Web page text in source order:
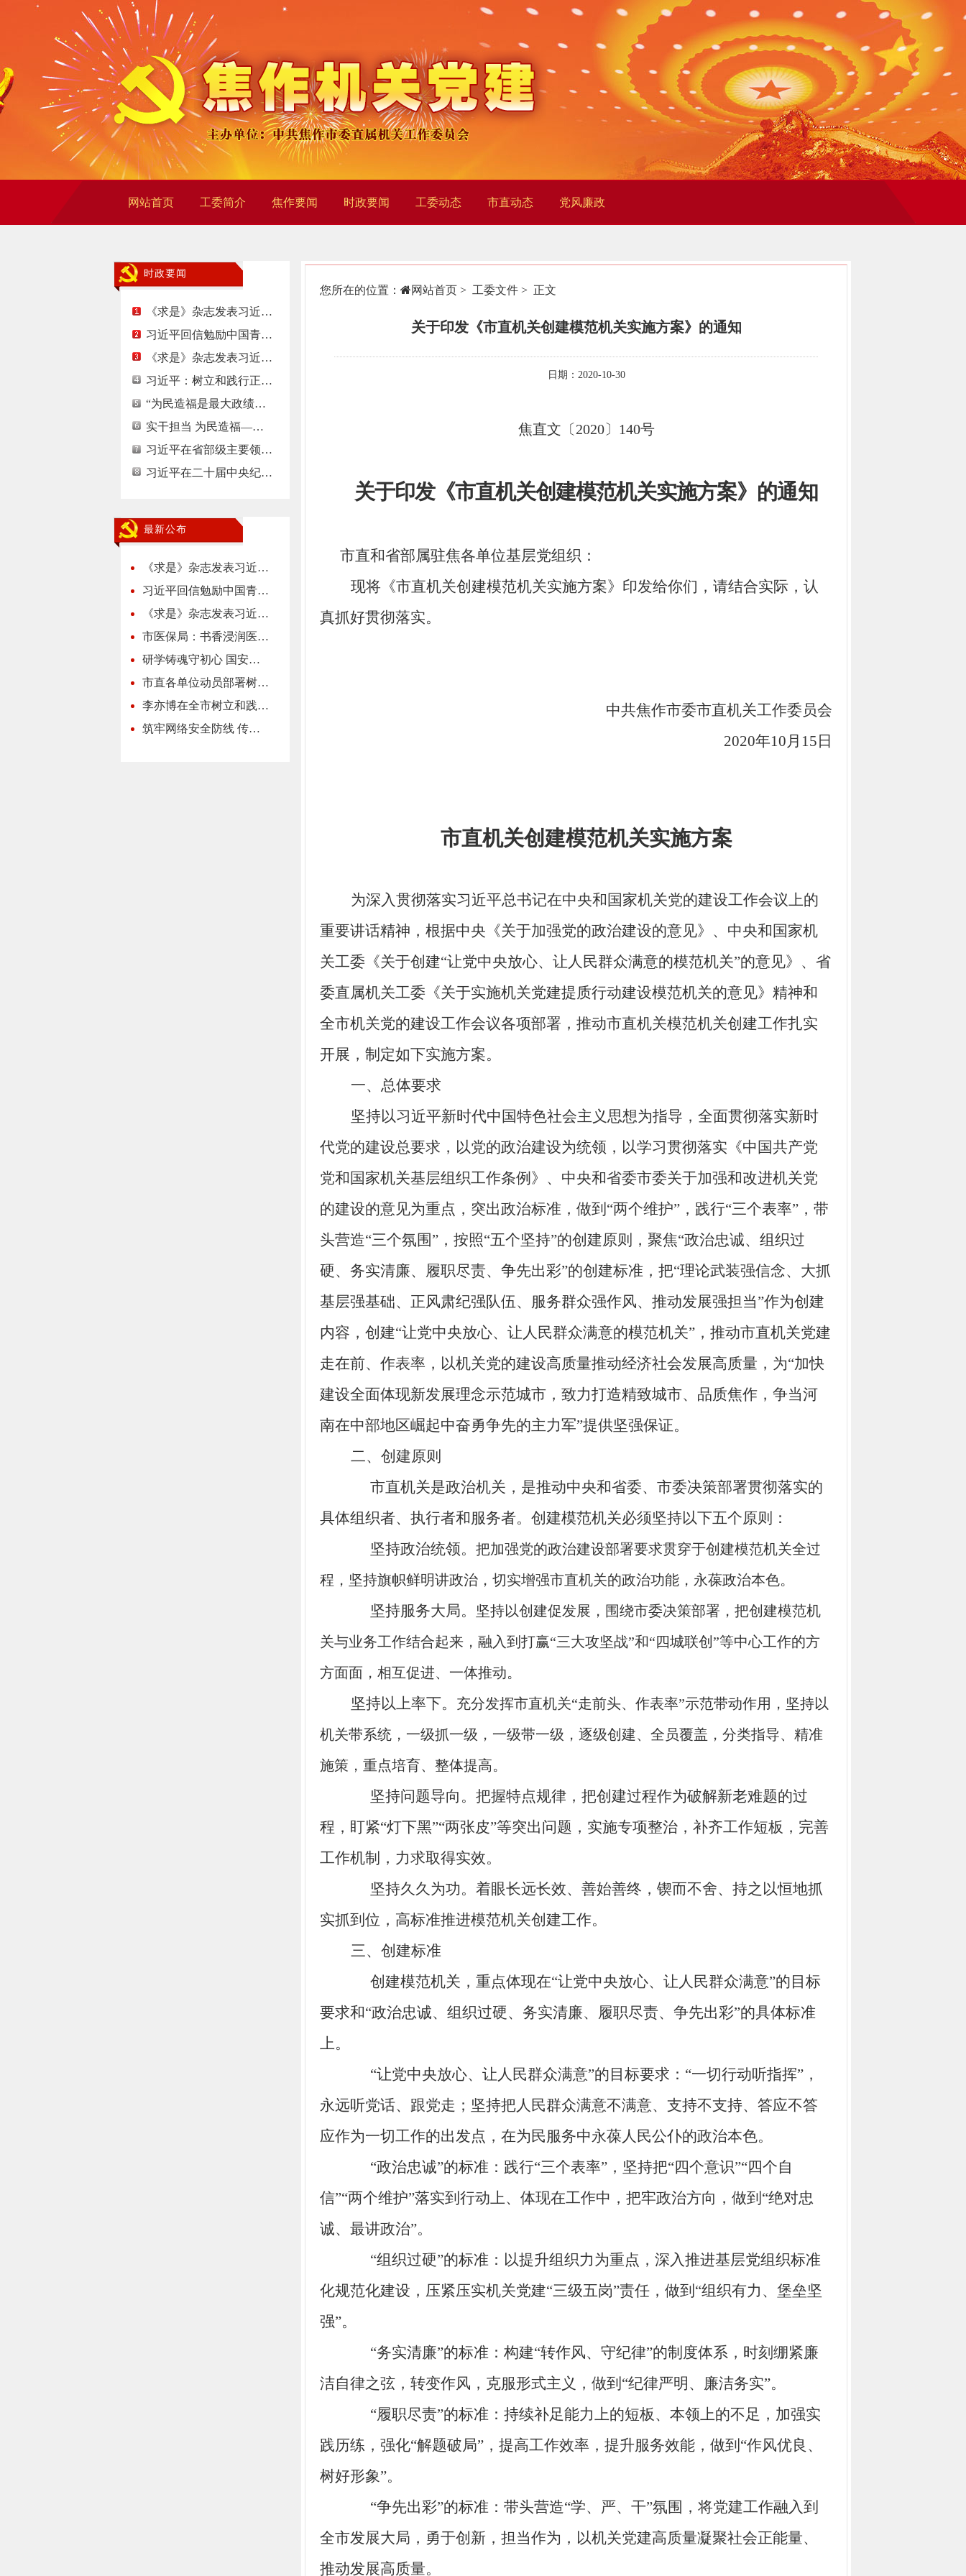
网站首页 工委简介 焦作要闻 时政要闻 工委动态 市直动态 党风廉政
时政要闻
《求是》杂志发表习近…
习近平回信勉励中国青…
《求是》杂志发表习近…
习近平：树立和践行正…
“为民造福是最大政绩…
实干担当 为民造福—…
习近平在省部级主要领…
习近平在二十届中央纪…
最新公布
《求是》杂志发表习近…
习近平回信勉励中国青…
《求是》杂志发表习近…
市医保局：书香浸润医…
研学铸魂守初心 国安…
市直各单位动员部署树…
李亦博在全市树立和践…
筑牢网络安全防线 传…
您所在的位置： 网站首页 > 工委文件 > 正文
关于印发《市直机关创建模范机关实施方案》的通知
日期：2020-10-30
焦直文〔 2020〕 140号
关于印发《市直机关创建模范机关实施方案》的通知
市直和省部属驻焦各单位基层党组织：
现将《市直机关创建模范机关实施方案》 印发给你们，请结合实际，认
真抓好贯彻落实。
中共焦作市委市直机关工作委员会
2020年10月15日
市直机关创建模范机关实施方案
为深入贯彻落实习近平总书记在中央和国家机关党的建设工作会议上的
重要讲话精神 ，根据中央《关于加强党的政治建设的意见》、中央和国家机
关工委 《关于创建“让党中央放心、让人民群众满意的模范机关”的意见》 、省
委直属机关工委 《关于实施机关党建提质行动建设模范机关的意见》精神和
全市机关党的建设工作会议各项部署，推动市直机关模范机关创建工作扎实
开展 ，制定如下实施方案。
一、总体要求
坚持以习近平新时代中国特色社会主义思想为指导，全面贯彻落实新时
代党的建设总要求，以党的政治建设为统领，以学习贯彻落实《中国共产党
党和国家机关基层组织工作条例》、中央和省委市委关于加强和改进机关党
的建设的意见为重点，突出政治标准，做到 “两个维护” ， 践行“三个表率”， 带
头营造“三个氛围”， 按照“五个坚持”的创建原则，聚焦“政治忠诚、组织过
硬、务实清廉、履职尽责、争先出彩”的创建标准，把“理论武装强信念、大抓
基层强基础、正风肃纪强队伍、服务群众强作风、推动发展强担当”作为创建
内容，创建“让党中央放心、让人民群众满意的模范机关”，推动市直机关党建
走在前、作表率，以机关党的建设高质量推动经济社会发展高质量，为“加快
建设全面体现新发展理念示范城市，致力打造精致城市、品质焦作，争当河
南在中部地区崛起中奋勇争先的主力军”提供坚强保证。
二、 创建原则
市直机关是政治机关，是推动中央和省委、市委决策部署贯彻落实的
具体组织者、执行者和服务者。 创建模范机关必须坚持以下五个原则 ：
坚持政治统领。 把加强党的政治建设部署要求贯穿于创建模范机关全过
程， 坚持旗帜鲜明讲政治， 切实增强市直机关的政治功能 ，永葆政治本色。
坚持服务大局。
坚持以创建促发展，围绕市委决策部署，把创建模范机
关与业务工作结合起来，融入到 打赢“三大攻坚战”和“四城联创”等中心工作的方
方面面， 相互促进、一体推动。
坚持以上率下。 充分发挥市直机关“走前头、作表率”示范带动作用， 坚持以
机关带系统， 一级抓一级，一级带一级， 逐级创建、全员覆盖，分类指导、精准
施策，重点培育、 整体提高。
坚持问题导向。 把握特点规律，把创建过程作为破解新老难题的过
程， 盯紧“灯下黑”“两张皮”等突出问题，实施专项整治， 补齐工作短板， 完善
工作机制，力求取得实效。
坚持久久为功。 着眼长远长效、善始善终，锲而不舍、持之以恒地抓
实抓到位，高标准推进模范机关创建工作。
三、 创建标准
创建模范机关，重点体现在“让党中央放心、让人民群众满意”的目标
要求和“政治忠诚、组织过硬、务实清廉、履职尽责、争先出彩”的具体标准
上。
“让党中央放心、让人民群众满意”的目标要求 ： “一切行动听指挥”，
永远听党话、跟党走；坚持把人民群众满意不满意、支持不支持、答应不答
应作为一切工作的出发点，在为民服务中永葆人民公仆的政治本色。
“政治忠诚”的标准： 践行“三个表率”，坚持把“四个意识”“四个自
信”“两个维护”落实到行动上、体现在工作中，把牢政治方向，做到“绝对忠
诚、最讲政治”。
“组织过硬”的标准： 以提升组织力为重点，深入推进基层党组织标准
化规范化建设，压紧压实机关党建“三级五岗”责任，做到“组织有力、堡垒坚
强”。
“务实清廉”的标准： 构建“转作风、 守纪律”的制度体系，时刻绷紧廉
洁自律之弦， 转变作风，克服形式主义 ，做到 “纪律严明、廉洁务实”。
“履职尽责”的标准： 持续补足能力上的短板、本领上的不足 ，加强实
践历练，强化“解题破局”，提高工作效率，提升服务效能，做到“作风优良、
树好形象”。
“争先出彩”的标准： 带头营造“学、严、干”氛围，将党建工作融入到
全市发展大局，勇于创新，担当作为，以机关党建高质量凝聚社会正能量、
推动发展高质量。